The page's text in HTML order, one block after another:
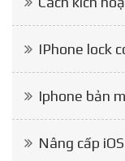
IPhone lock
Iphone bản
Nâng cấp